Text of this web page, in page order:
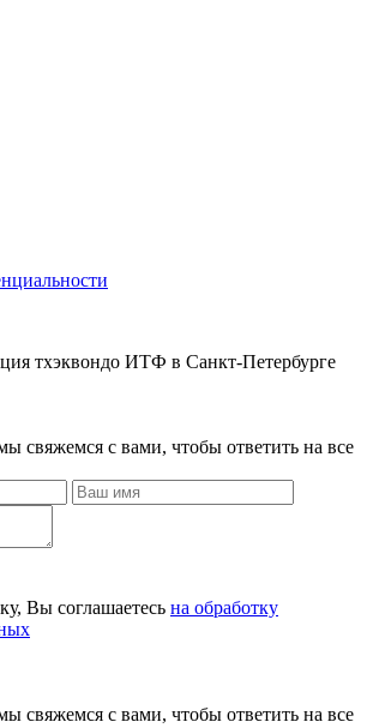
тхэквондо ИТФ в Санкт-Петербурге
свяжемся с вами, чтобы ответить на все
Вы соглашаетесь на обработку
свяжемся с вами, чтобы ответить на все